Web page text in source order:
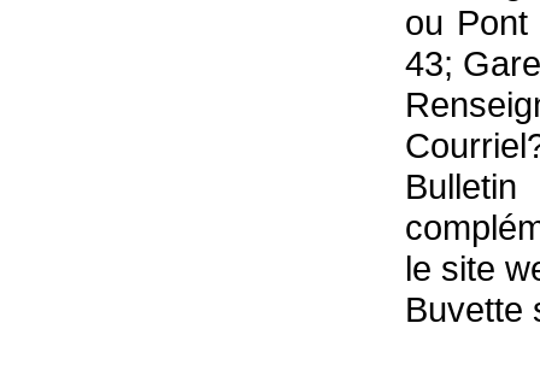
ou
43;
le site
Buvette